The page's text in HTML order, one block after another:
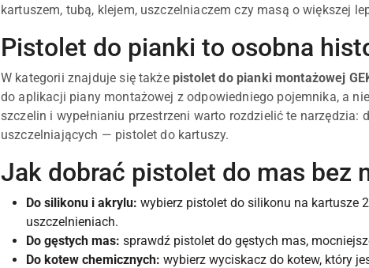
kartuszem, tubą, klejem, uszczelniaczem czy masą o większej
Pistolet do pianki to osobna
W kategorii znajduje się także pistolet do pianki montażowej
do aplikacji piany montażowej z odpowiedniego pojemnika, a
szczelin i wypełnianiu przestrzeni warto rozdzielić te
uszczelniających — pistolet do kartuszy.
Jak dobrać pistolet do mas bez
Do silikonu i akrylu: wybierz pistolet do silikonu na kartusze
uszczelnieniach.
Do gęstych mas: sprawdź pistolet do gęstych mas,
Do kotew chemicznych: wybierz wyciskacz do kotew, który